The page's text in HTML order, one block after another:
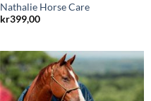
Nathalie Horse Care
kr399,00